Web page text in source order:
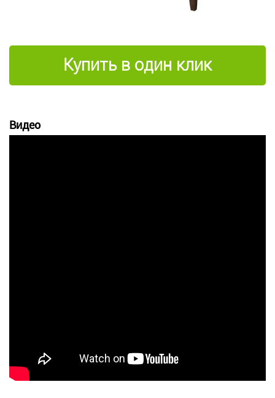
Купить в один клик
Видео